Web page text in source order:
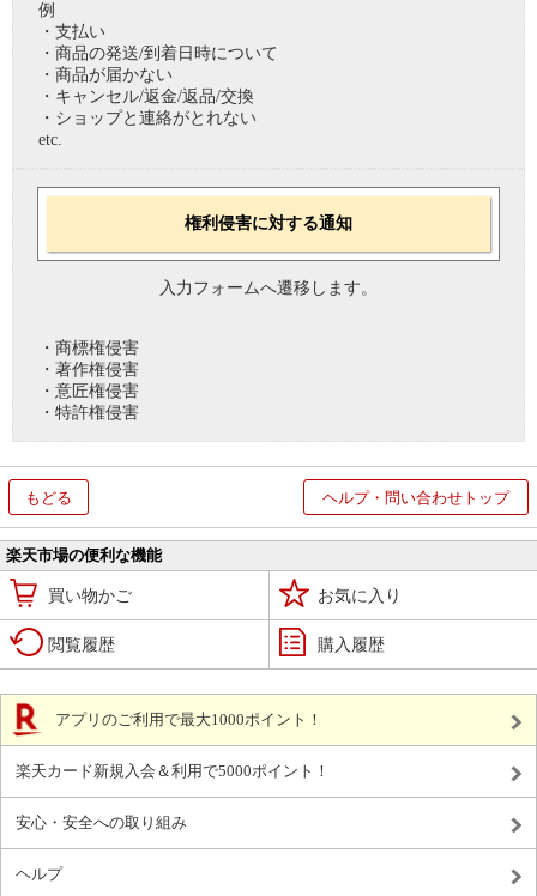
例
・支払い
・商品の発送/到着日時について
・商品が届かない
・キャンセル/返金/返品/交換
・ショップと連絡がとれない
etc.
権利侵害に対する通知
入力フォームへ遷移します。
・商標権侵害
・著作権侵害
・意匠権侵害
・特許権侵害
もどる ヘルプ・問い合わせトップ
楽天市場の便利な機能
買い物かご お気に入り
閲覧履歴 購入履歴
アプリのご利用で最大1000ポイント！
楽天カード新規入会＆利用で5000ポイント！
安心・安全への取り組み
ヘルプ